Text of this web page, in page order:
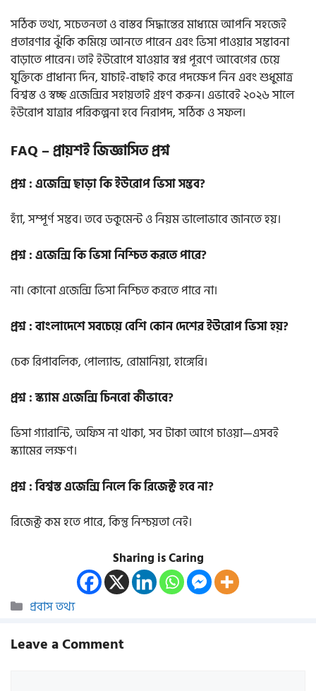
সঠিক তথ্য, সচেতনতা ও বাস্তব সিদ্ধান্তের মাধ্যমে আপনি সহজেই
প্রতারণার ঝুঁকি কমিয়ে আনতে পারেন এবং ভিসা পাওয়ার সম্ভাবনা
বাড়াতে পারেন। তাই ইউরোপে যাওয়ার স্বপ্ন পূরণে আবেগের চেয়ে
যুক্তিকে প্রাধান্য দিন, যাচাই-বাছাই করে পদক্ষেপ নিন এবং শুধুমাত্র
বিশ্বস্ত ও স্বচ্ছ এজেন্সির সহায়তাই গ্রহণ করুন। এভাবেই ২০২৬ সালে
ইউরোপ যাত্রার পরিকল্পনা হবে নিরাপদ, সঠিক ও সফল।
FAQ – প্রায়শই জিজ্ঞাসিত প্রশ্ন
প্রশ্ন : এজেন্সি ছাড়া কি ইউরোপ ভিসা সম্ভব?
হ্যাঁ, সম্পূর্ণ সম্ভব। তবে ডকুমেন্ট ও নিয়ম ভালোভাবে জানতে হয়।
প্রশ্ন : এজেন্সি কি ভিসা নিশ্চিত করতে পারে?
না। কোনো এজেন্সি ভিসা নিশ্চিত করতে পারে না।
প্রশ্ন : বাংলাদেশে সবচেয়ে বেশি কোন দেশের ইউরোপ ভিসা হয়?
চেক রিপাবলিক, পোল্যান্ড, রোমানিয়া, হাঙ্গেরি।
প্রশ্ন : স্ক্যাম এজেন্সি চিনবো কীভাবে?
ভিসা গ্যারান্টি, অফিস না থাকা, সব টাকা আগে চাওয়া—এসবই
স্ক্যামের লক্ষণ।
প্রশ্ন : বিশ্বস্ত এজেন্সি নিলে কি রিজেক্ট হবে না?
রিজেক্ট কম হতে পারে, কিন্তু নিশ্চয়তা নেই।
Sharing is Caring
Categories
প্রবাস তথ্য
Leave a Comment